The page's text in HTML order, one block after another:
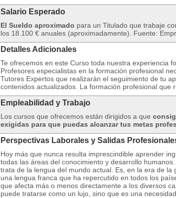
Salario Esperado
El Sueldo aproximado para un Titulado que trabaje
los 18.100 € anuales (aproximadamente). Fuente:
Detalles Adicionales
Te ofrecemos en este Curso toda nuestra experiencia
Profesores especialistas en la formación profesional
Tutores Expertos que realizarán el seguimiento de tu
contenidos actualizados. La formación profesional que
Empleabilidad y Trabajo
Los cursos que ofrecemos están dirigidos a que
exigidas para que puedas alcanzar tus metas
Perspectivas Laborales y Salidas
Hoy más que nunca resulta imprescindible aprender
todas las áreas del conocimiento y desarrollo
trata de la lengua del mundo actual. Es, en la era de la
una lengua franca que ha repercutido en todos los
que afecta más o menos directamente a los diversos
puede tratarse como un lujo, sino que es una